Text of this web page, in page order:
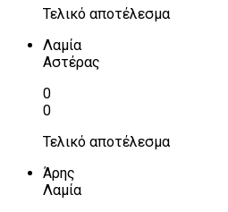
Τελικό αποτέλεσμα
Λαμία
Αστέρας
0
0
Τελικό αποτέλεσμα
Άρης
Λαμία